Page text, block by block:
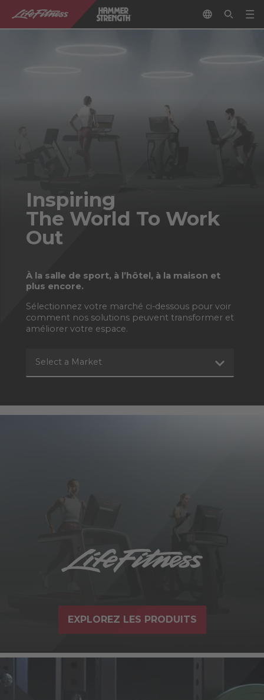
Inspiring
The World To Work
Out
À la salle de sport, à l’hôtel, à la maison et
plus encore.
Sélectionnez votre marché ci-dessous pour voir
comment nos solutions peuvent transformer et
améliorer votre espace.
Select a Market
EXPLOREZ LES PRODUITS